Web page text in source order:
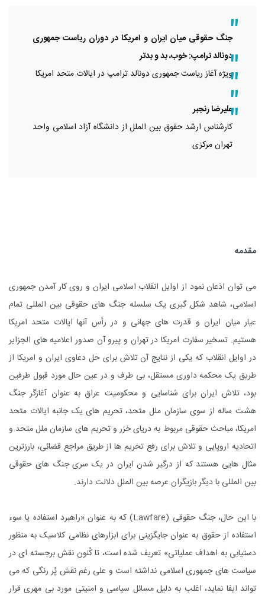
جنگ حقوقی میان ایران و امریکا در دوران ریاست جمهوری
دونالد ترامپ: خوب، بد و بدتر
ویژه آغاز ریاست جمهوری دونالد ترامپ در ایالات متحد امریکا
علیرضا رنجبر
کارشناس ارشد حقوق بین الملل از دانشگاه آزاد اسلامی واحد
تهران مرکزی
مقدمه
می توان اذعان نمود از اوایل انقلاب اسلامی ایران و روی کار آمدن جمهوری
اسلامی، شاهد شکل گیری یک سلسله جنگ های حقوقی بین المللی تمام
عیار میان ایران و قدرت های جهانی و در رأس آنها ایالات متحد امریکا
هستیم. تسخیر سفارت امریکا در تهران و پیرو آن صدور اعلامیه های الجزایر
در اوایل انقلاب که یکی از نتایج آن تلاش برای حل دعاوی ایران و امریکا از
طریق یک محکمه داوری مستقل، بی طرف و در عین حال مورد قبول طرفین
بود، تلاش ایران برای شناسایی و محکومیت عراق به عنوان آغازگر جنگ
هشت ساله از سوی سازمان ملل متحد، تحریم های یک جانبه ایالات متحد
امریکا، مباحث حقوقی مربوط به دریای خزر و تحریم های سازمان ملل متحد و
اتحادیه اروپایی و تلاش برای رفع تحریم ها از طریق مراجع قضائی، بارزترین
مثال هایی هستند که از درگیر شدن ایران در یک سری جنگ های حقوقی
بین المللی با دیگر بازیگران عرصه بین الملل دلالت دارند.
با این حال، جنگ حقوقی (Lawfare) که به عنوان «راهبرد استفاده یا سوء
استفاده از حقوق به عنوان جایگزینی برای ابزارهای نظامی کلاسیک به منظور
دستیابی به اهداف عملیاتی» تعریف شده است، تا کُنون نقش برجسته ای در
سیاست های جمهوری اسلامی نداشته است و علی رغم نقش پُر رنگی که می
تواند ایفا نماید، اغلب به دلیل مسائل سیاسی و امنیتی مورد بی مهری قرار